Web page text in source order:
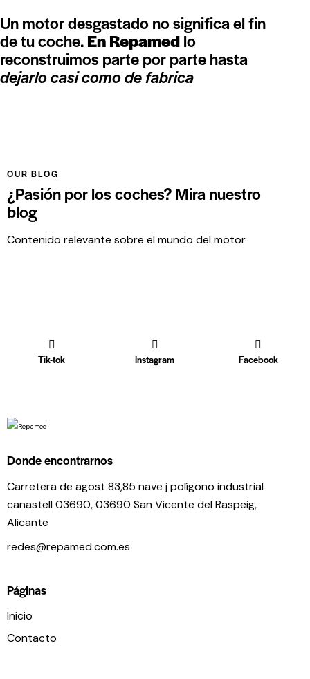
Un motor desgastado no significa el fin
de tu coche.En Repamedlo
reconstruimos parte por parte hasta
dejarlo casi como de fabrica
OUR BLOG
¿Pasión por los coches? Mira nuestro
blog
Contenido relevante sobre el mundo del motor
Tik-tok Instagram Facebook
Donde encontrarnos
Carretera de agost 83,85 nave j polígono industrial
canastell 03690, 03690 San Vicente del Raspeig,
Alicante
redes@repamed.com.es
Páginas
Inicio
Contacto